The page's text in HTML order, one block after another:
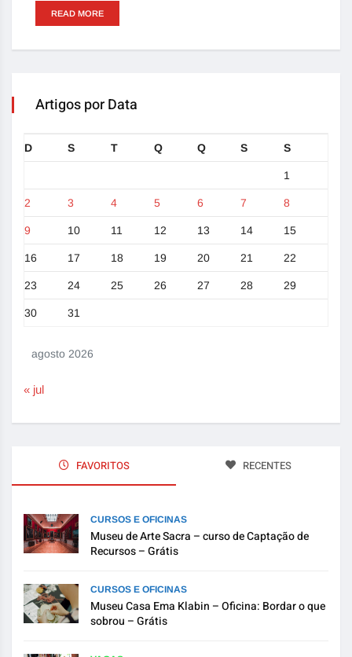
READ MORE
Artigos por Data
agosto 2026
D S T Q Q S S
1
2 3 4 5 6 7 8
9 10 11 12 13 14 15
16 17 18 19 20 21 22
23 24 25 26 27 28 29
30 31
« jul
FAVORITOS RECENTES
CURSOS E OFICINAS
Museu de Arte Sacra – curso de Captação de
Recursos – Grátis
CURSOS E OFICINAS
Museu Casa Ema Klabin – Oficina: Bordar o que
sobrou – Grátis